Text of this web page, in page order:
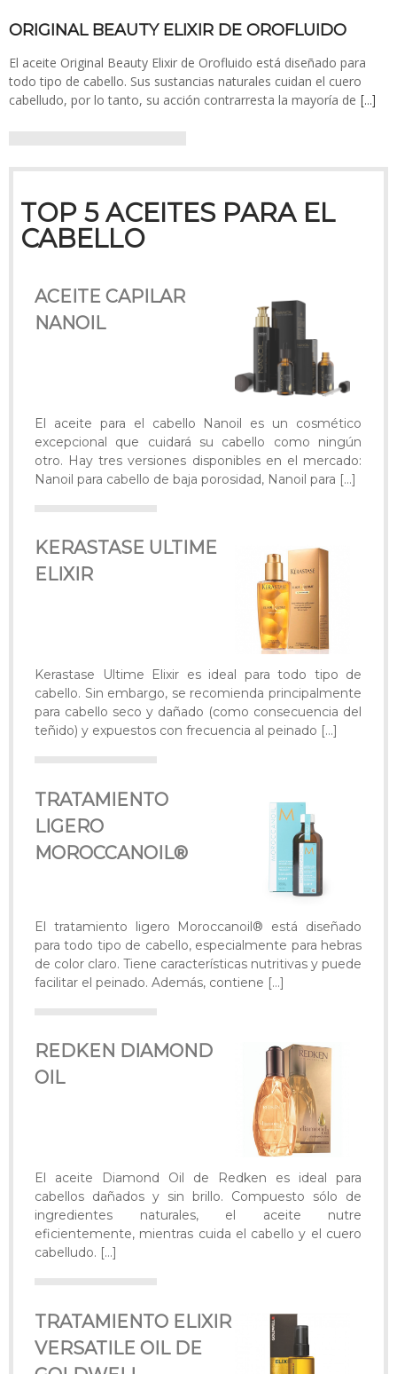
ORIGINAL BEAUTY ELIXIR DE OROFLUIDO
El aceite Original Beauty Elixir de Orofluido está diseñado para
todo tipo de cabello. Sus sustancias naturales cuidan el cuero
cabelludo, por lo tanto, su acción contrarresta la mayoría de […]
TOP 5 ACEITES PARA EL
CABELLO
ACEITE CAPILAR
NANOIL
El aceite para el cabello Nanoil es un cosmético
excepcional que cuidará su cabello como ningún
otro. Hay tres versiones disponibles en el mercado:
Nanoil para cabello de baja porosidad, Nanoil para […]
KERASTASE ULTIME
ELIXIR
Kerastase Ultime Elixir es ideal para todo tipo de
cabello. Sin embargo, se recomienda principalmente
para cabello seco y dañado (como consecuencia del
teñido) y expuestos con frecuencia al peinado […]
TRATAMIENTO
LIGERO
MOROCCANOIL®
El tratamiento ligero Moroccanoil® está diseñado
para todo tipo de cabello, especialmente para hebras
de color claro. Tiene características nutritivas y puede
facilitar el peinado. Además, contiene […]
REDKEN DIAMOND
OIL
El aceite Diamond Oil de Redken es ideal para
cabellos dañados y sin brillo. Compuesto sólo de
ingredientes naturales, el aceite nutre
eficientemente, mientras cuida el cabello y el cuero
cabelludo. […]
TRATAMIENTO ELIXIR
VERSATILE OIL DE